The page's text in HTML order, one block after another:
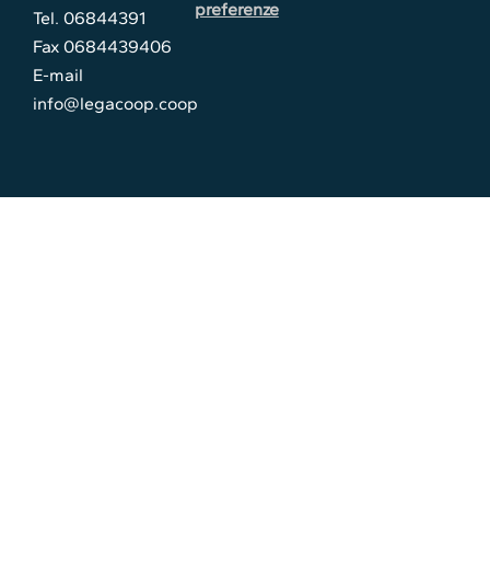
Tel. 06844391
Fax 0684439406
E-mail
info@legacoop.coop
preferenze